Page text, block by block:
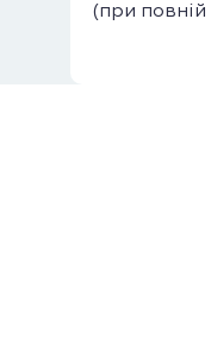
(при повній